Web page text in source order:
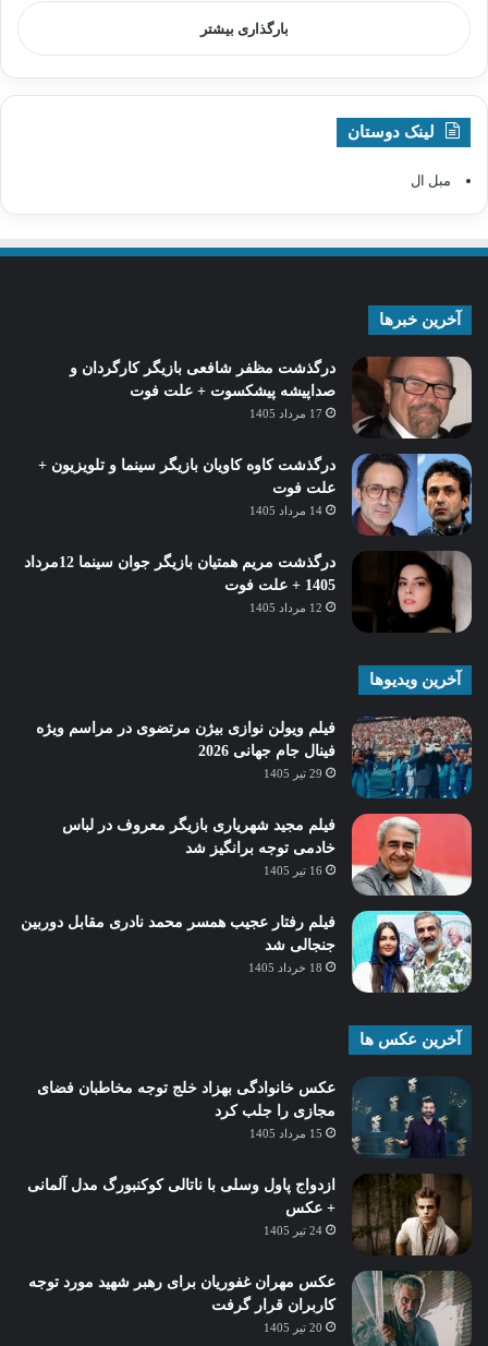
بارگذاری بیشتر
لینک دوستان
مبل ال
آخرین خبرها
درگذشت مظفر شافعی بازیگر کارگردان و
صداپیشه پیشکسوت + علت فوت
17 مرداد 1405
درگذشت کاوه کاویان بازیگر سینما و تلویزیون +
علت فوت
14 مرداد 1405
درگذشت مریم همتیان بازیگر جوان سینما 12مرداد
1405 + علت فوت
12 مرداد 1405
آخرین ویدیوها
فیلم ویولن نوازی بیژن مرتضوی در مراسم ویژه
فینال جام جهانی 2026
29 تیر 1405
فیلم مجید شهریاری بازیگر معروف در لباس
خادمی توجه برانگیز شد
16 تیر 1405
فیلم رفتار عجیب همسر محمد نادری مقابل دوربین
جنجالی شد
18 خرداد 1405
آخرین عکس ها
عکس خانوادگی بهزاد خلج توجه مخاطبان فضای
مجازی را جلب کرد
15 مرداد 1405
ازدواج پاول وسلی با ناتالی کوکنبورگ مدل آلمانی
+ عکس
24 تیر 1405
عکس مهران غفوریان برای رهبر شهید مورد توجه
کاربران قرار گرفت
20 تیر 1405